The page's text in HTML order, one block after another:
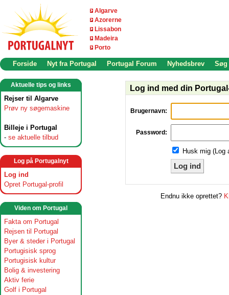
Algarve
Azorerne
Lissabon
Madeira
Porto
Forside Nyt fra Portugal Portugal Forum Nyhedsbrev Søg
Aktuelle tips og links
Rejser til Algarve
Prøv ny søgemaskine
Billeje i Portugal
- se aktuelle tilbud
Log på Portugalnyt
Log ind
Opret Portugal-profil
Viden om Portugal
Fakta om Portugal
Rejsen til Portugal
Byer & steder i Portugal
Portugisisk sprog
Portugisisk kultur
Bolig & investering
Aktiv ferie
Golf i Portugal
Log ind med din
Brugernavn:
Password:
Husk mig (Log
Log ind
Endnu ikke oprettet?